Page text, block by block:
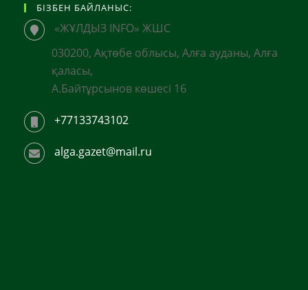
БІЗБЕН БАЙЛАНЫС:
«ЖҰЛДЫЗ INFO» ЖШС
030200, Ақтөбе облысы, Алға ауданы, Алға
қаласы,
А.Байтұрсынов көшесі 16
+77133743102
alga.gazet@mail.ru